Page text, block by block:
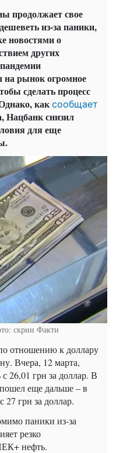
продолжает свое
из-за паники,
новостями о
других
на рынок огромное
сделать процесс
каксообщает
Нацбанк снизил
для еще
скрин Факти
отношению к доллару
Вчера, 12 марта,
26,01 грн за доллар. В
еще дальше – в
грн за доллар.
паники из-за
резко
нефть.